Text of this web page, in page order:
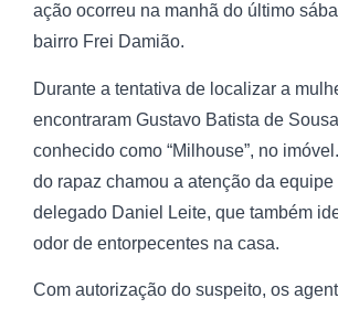
ação ocorreu na manhã do último
bairro Frei Damião.
Durante a tentativa de localizar a
encontraram Gustavo Batista de
conhecido como “Milhouse”, no
do rapaz chamou a atenção da
delegado Daniel Leite, que também
odor de entorpecentes na casa.
Com autorização do suspeito, os